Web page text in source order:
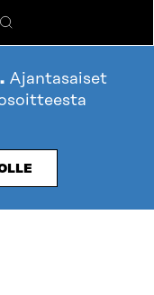
Hae
Ajantasaiset